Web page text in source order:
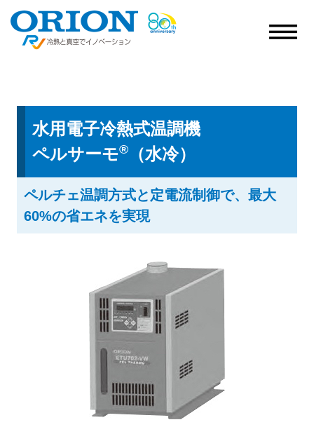
水用電子冷熱式温調機
ペルサーモ® （水冷）
ペルチェ温調方式と定電流制御で、最大
60%の省エネを実現